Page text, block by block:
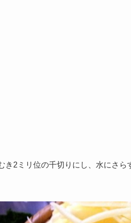
2ミリ位の千切りにし、水にさら